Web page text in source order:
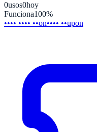
0usos0hoy
Funciona100%
•••• •••• ••on•••• ••upon